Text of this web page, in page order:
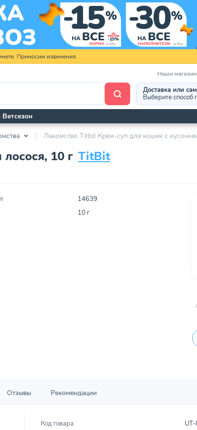
Приносим извинения.
Наши
Доставка или
Выберите способ
Ветсезон
Лакомство Titbit Крем-суп для кошек с
10 г TitBit
14639
10 г
Отзывы Рекомендации
Код товара